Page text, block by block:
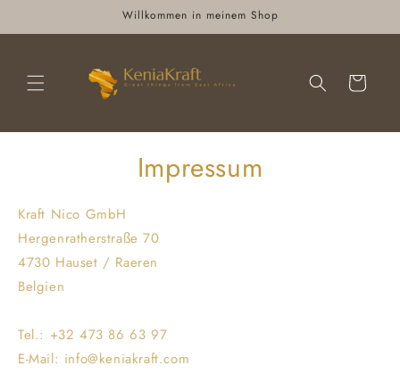
Inhalt
Willkommen in meinem Shop
Warenkorb
Impressum
Kraft Nico GmbH
Hergenratherstraße 70
4730 Hauset / Raeren
Belgien
Tel.: +32 473 86 63 97
E-Mail: info@keniakraft.com